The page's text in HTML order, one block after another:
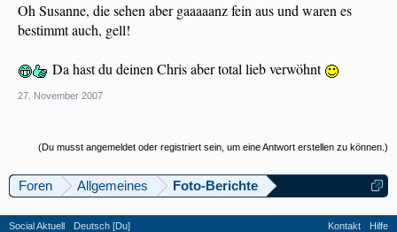
Oh Susanne, die sehen aber gaaaaanz fein aus und waren es
bestimmt auch, gell!
Da hast du deinen Chris aber total lieb verwöhnt
27. November 2007
(Du musst angemeldet oder registriert sein, um eine Antwort erstellen zu können.)
Foren Allgemeines Foto-Berichte
Social Aktuell Deutsch [Du] Kontakt Hilfe